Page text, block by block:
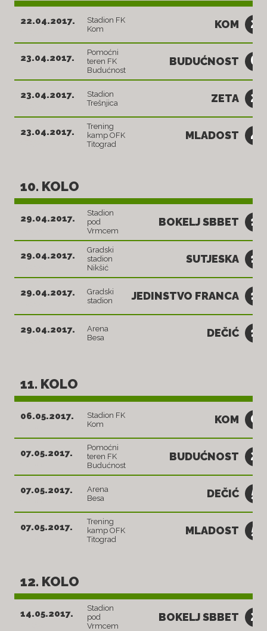
22.04.2017.
Stadion FK
Kom
KOM 2
23.04.2017.
Pomoćni
teren FK
Budućnost
BUDUĆNOST 6
23.04.2017.
Stadion
Trešnjica
ZETA 2
23.04.2017.
Trening
kamp OFK
Titograd
MLADOST 4
10. KOLO
29.04.2017.
Stadion
pod
Vrmcem
BOKELJ SBBET 1
29.04.2017.
Gradski
stadion
Nikšić
SUTJESKA 1
29.04.2017.
Gradski
stadion
JEDINSTVO FRANCA 1
29.04.2017.
Arena
Besa
DEČIĆ 1
11. KOLO
06.05.2017.
Stadion FK
Kom
KOM 0
07.05.2017.
Pomoćni
teren FK
Budućnost
BUDUĆNOST 2
07.05.2017.
Arena
Besa
DEČIĆ 5
07.05.2017.
Trening
kamp OFK
Titograd
MLADOST 5
12. KOLO
14.05.2017.
Stadion
pod
Vrmcem
BOKELJ SBBET 2